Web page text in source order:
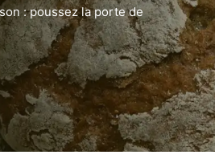
: poussez la porte de